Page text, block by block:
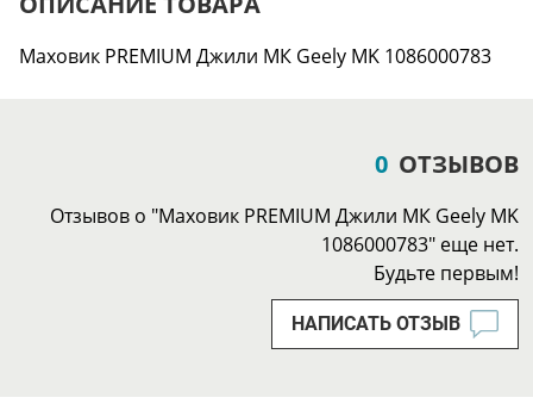
Маховик PREMIUM Джили МК Geely MK 1086000783
0 ОТЗЫВОВ
Отзывов о "Маховик PREMIUM Джили МК Geely MK
1086000783" еще нет.
Будьте первым!
НАПИСАТЬ ОТЗЫВ